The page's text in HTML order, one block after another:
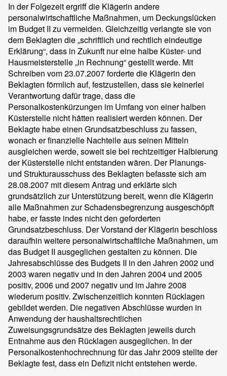
In der Folgezeit ergriff die Klägerin andere
personalwirtschaftliche Maßnahmen, um Deckungslücken
im Budget II zu vermeiden. Gleichzeitig verlangte sie von
dem Beklagten die „schriftlich und rechtlich eindeutige
Erklärung“, dass in Zukunft nur eine halbe Küster- und
Hausmeisterstelle „in Rechnung“ gestellt werde. Mit
Schreiben vom 23.07.2007 forderte die Klägerin den
Beklagten förmlich auf, festzustellen, dass sie keinerlei
Verantwortung dafür trage, dass die
Personalkostenkürzungen im Umfang von einer halben
Küsterstelle nicht hätten realisiert werden können. Der
Beklagte habe einen Grundsatzbeschluss zu fassen,
wonach er finanzielle Nachteile aus seinen Mitteln
ausgleichen werde, soweit sie bei rechtzeitiger Halbierung
der Küsterstelle nicht entstanden wären. Der Planungs-
und Strukturausschuss des Beklagten befasste sich am
28.08.2007 mit diesem Antrag und erklärte sich
grundsätzlich zur Unterstützung bereit, wenn die Klägerin
alle Maßnahmen zur Schadensbegrenzung ausgeschöpft
habe, er fasste indes nicht den geforderten
Grundsatzbeschluss. Der Vorstand der Klägerin beschloss
daraufhin weitere personalwirtschaftliche Maßnahmen, um
das Budget II ausgeglichen gestalten zu können. Die
Jahresabschlüsse des Budgets II in den Jahren 2002 und
2003 waren negativ und in den Jahren 2004 und 2005
positiv, 2006 und 2007 negativ und im Jahre 2008
wiederum positiv. Zwischenzeitlich konnten Rücklagen
gebildet werden. Die negativen Abschlüsse wurden in
Anwendung der haushaltsrechtlichen
Zuweisungsgrundsätze des Beklagten jeweils durch
Entnahme aus den Rücklagen ausgeglichen. In der
Personalkostenhochrechnung für das Jahr 2009 stellte der
Beklagte fest, dass ein Defizit nicht entstehen werde.